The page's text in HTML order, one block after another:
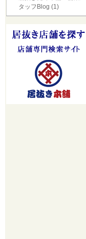
タッフBlog (1)